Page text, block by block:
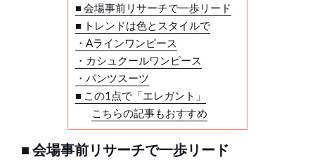
■ 会場事前リサーチで一歩リード
■ トレンドは色とスタイルで
・Aラインワンピース
・カシュクールワンピース
・パンツスーツ
■ この1点で「エレガント」
こちらの記事もおすすめ
■ 会場事前リサーチで一歩リード